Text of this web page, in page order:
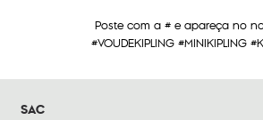
Poste com a # e apareça no
#VOUDEKIPLING #MINIKIPLING
SAC